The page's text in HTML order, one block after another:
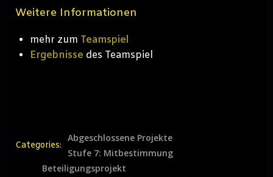
Weitere Informationen
mehr zum Teamspiel
Ergebnisse des Teamspiel
Categories:
Abgeschlossene Projekte
Stufe 7: Mitbestimmung
Beteiligungsprojekt